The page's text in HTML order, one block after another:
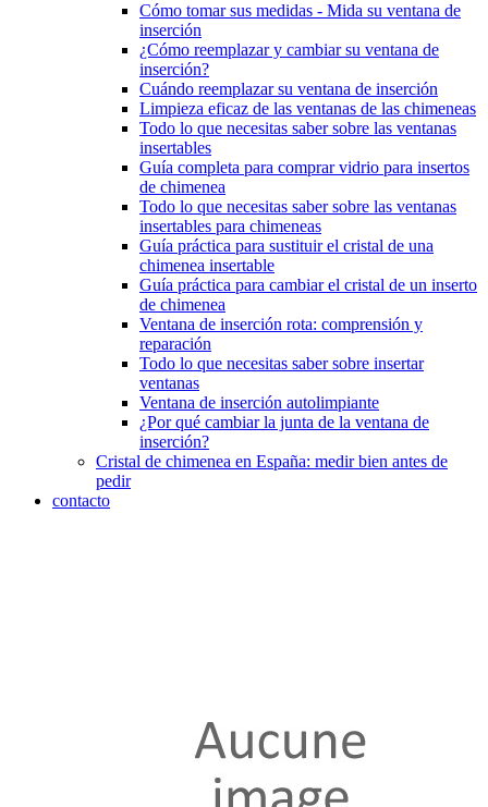
Cómo tomar sus medidas - Mida su ventana de
inserción
¿Cómo reemplazar y cambiar su ventana de
inserción?
Cuándo reemplazar su ventana de inserción
Limpieza eficaz de las ventanas de las chimeneas
Todo lo que necesitas saber sobre las ventanas
insertables
Guía completa para comprar vidrio para insertos
de chimenea
Todo lo que necesitas saber sobre las ventanas
insertables para chimeneas
Guía práctica para sustituir el cristal de una
chimenea insertable
Guía práctica para cambiar el cristal de un inserto
de chimenea
Ventana de inserción rota: comprensión y
reparación
Todo lo que necesitas saber sobre insertar
ventanas
Ventana de inserción autolimpiante
¿Por qué cambiar la junta de la ventana de
inserción?
Cristal de chimenea en España: medir bien antes de
pedir
contacto